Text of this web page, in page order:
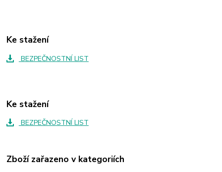
Ke stažení
BEZPEČNOSTNÍ LIST
Ke stažení
BEZPEČNOSTNÍ LIST
Zboží zařazeno v kategoriích